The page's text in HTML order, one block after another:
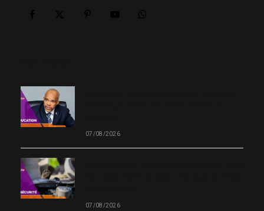
07/08/2026
07/08/2026